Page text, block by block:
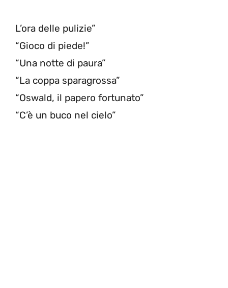
L’ora delle pulizie”
“Gioco di piede!”
“Una notte di paura”
“La coppa sparagrossa”
“Oswald, il papero fortunato”
“C’è un buco nel cielo”